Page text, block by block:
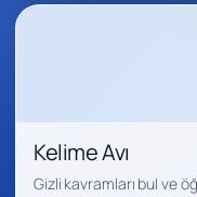
Kelime Avı
Gizli kavramları bul ve